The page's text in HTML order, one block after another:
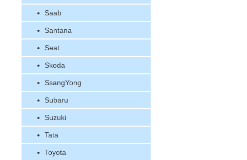
Saab
Santana
Seat
Skoda
SsangYong
Subaru
Suzuki
Tata
Toyota